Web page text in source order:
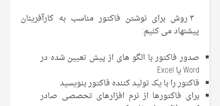
۳ روش برای نوشتن فاکتور مناسب به کارآفرینان
پیشنهاد می کنیم:
صدور فاکتور با الگو های از پیش تعیین شده در
Word یا Excel
فاکتور را با یک تولید کننده فاکتور بنویسید
برای فاکتورها از نرم افزارهای تحصصی صادر